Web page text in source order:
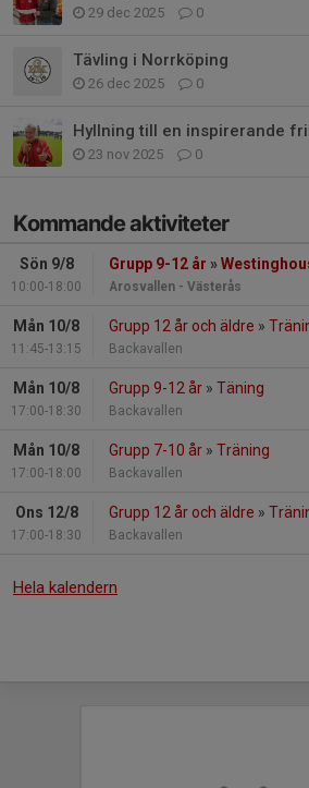
29 dec 2025 0
Tävling i Norrköping
26 dec 2025 0
23 nov 2025 0
Kommande aktiviteter
Sön 9/8
10:00-18:00
Grupp 9-12 år »
Arosvallen - Västerås
Mån 10/8
11:45-13:15
Grupp 12 år och äldre »
Backavallen
Mån 10/8
17:00-18:30
Grupp 9-12 år » Täning
Backavallen
Mån 10/8
17:00-18:00
Grupp 7-10 år » Träning
Backavallen
Ons 12/8
17:00-18:30
Grupp 12 år och äldre »
Backavallen
Hela kalendern